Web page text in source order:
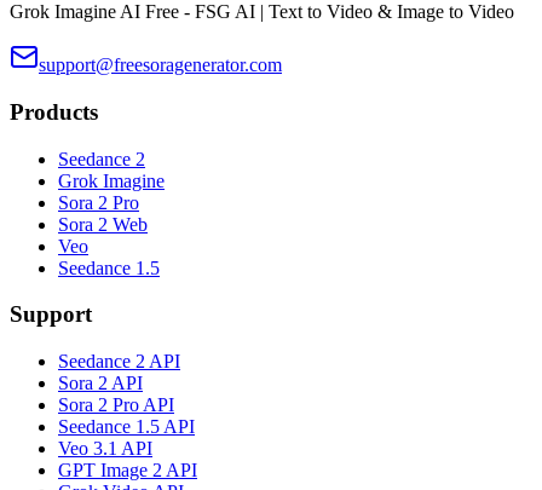
Grok Imagine AI Free - FSG AI | Text to Video & Image to Video
support@freesoragenerator.com
Products
Seedance 2
Grok Imagine
Sora 2 Pro
Sora 2 Web
Veo
Seedance 1.5
Support
Seedance 2 API
Sora 2 API
Sora 2 Pro API
Seedance 1.5 API
Veo 3.1 API
GPT Image 2 API